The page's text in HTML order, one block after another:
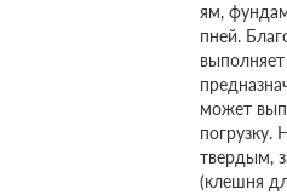
ям,
пней.
может
погрузку.
твердым,
(клешня